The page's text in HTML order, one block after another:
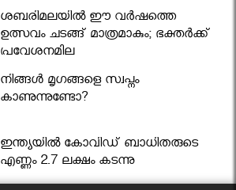
ശബരിമലയില്‍ ഈ വർഷത്തെ
ഉത്സവം ചടങ്ങ് മാത്രമാകും; ഭക്തർക്ക്
പ്രവേശനമില്ല
നിങ്ങള്‍ മൃഗങ്ങളെ സ്വപ്നം
കാണുന്നുണ്ടോ?
ഇന്ത്യയിൽ കോവിഡ് ബാധിതരുടെ
എണ്ണം 2.7 ലക്ഷം കടന്നു